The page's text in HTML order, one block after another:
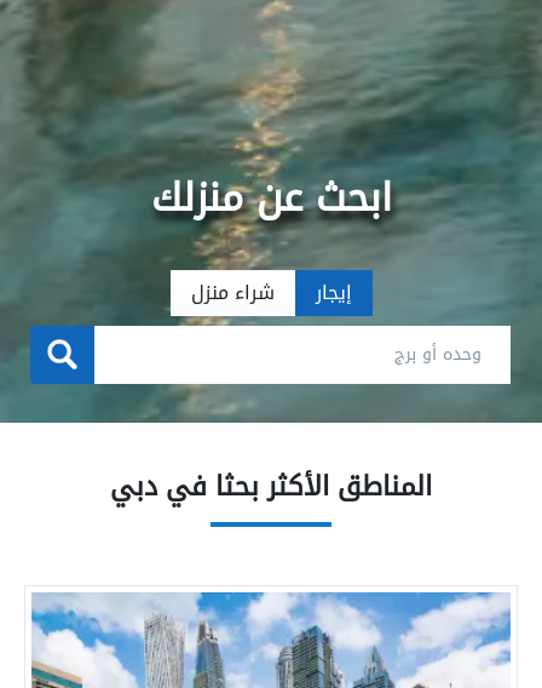
ابحث عن منزلك
إيجار شراء منزل
المناطق الأكثر بحثا في دبي